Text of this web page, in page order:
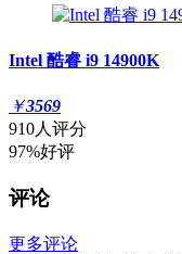
Intel 酷睿 i9 14900K
￥3569
910人评分
97%好评
评论
更多评论